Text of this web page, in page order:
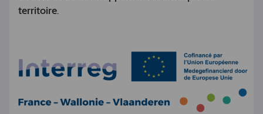
territoire.